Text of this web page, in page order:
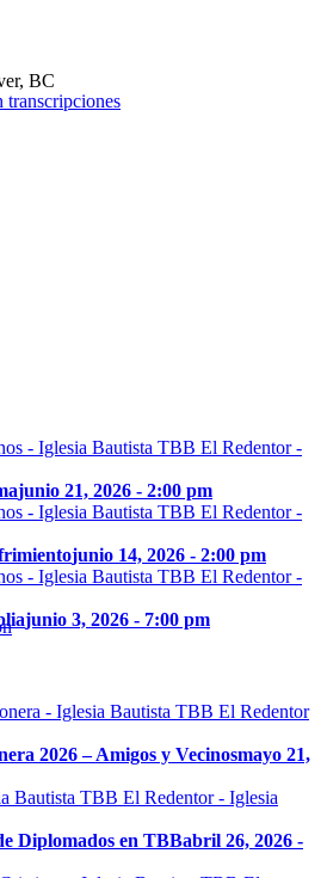
transcripciones
BC
junio 21, 2026 - 2:00 pm
junio 14, 2026 - 2:00 pm
junio 3, 2026 - 7:00 pm
2026 – Amigos y Vecinosmayo 21,
Diplomados en TBBabril 26, 2026 -